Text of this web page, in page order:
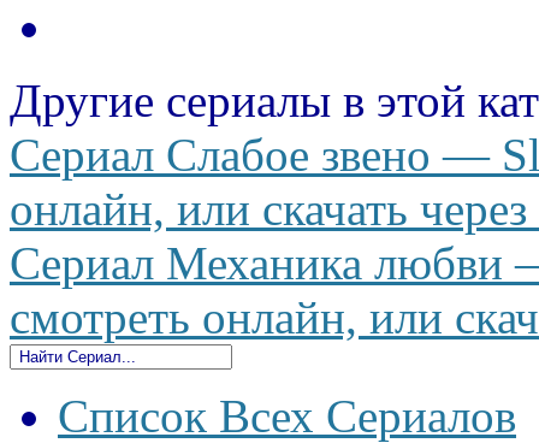
Другие сериалы в этой
Сериал Слабое звено —
онлайн, или скачать
Сериал Механика
смотреть онлайн, или
Список Всех Сериалов